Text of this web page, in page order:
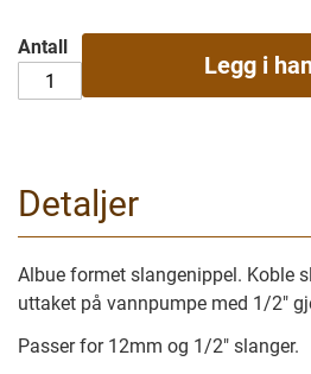
Antall
Legg i
Detaljer
Albue formet slangenippel. Koble
uttaket på vannpumpe med 1/2"
Passer for 12mm og 1/2" slanger.